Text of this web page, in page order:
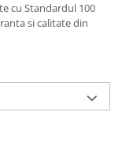
cu Standardul 100
si calitate din